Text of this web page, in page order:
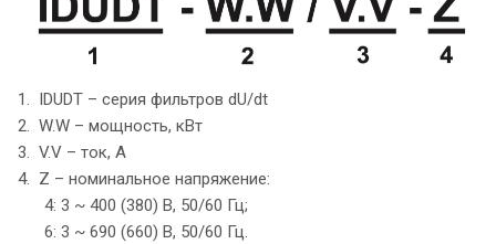
1. IDUDT – серия фильтров dU/dt
2. W.W – мощность, кВт
3. V.V – ток, А
4. Z – номинальное напряжение:
4: 3 ~ 400 (380) В, 50/60 Гц;
6: 3 ~ 690 (660) В, 50/60 Гц.